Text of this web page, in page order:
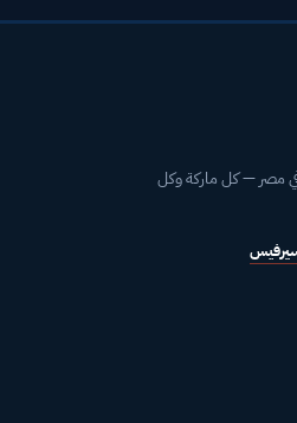
في مصر — كل ماركة وكل